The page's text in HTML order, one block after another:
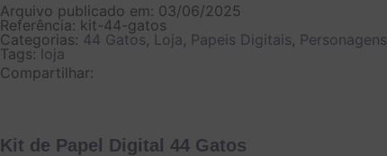
Arquivo publicado em: 03/06/2025
Referência: kit-44-gatos
Categorias: 44 Gatos Loja Papeis Digitais Personagens
Tags:loja
Compartilhar:
Kit de Papel Digital 44 Gatos